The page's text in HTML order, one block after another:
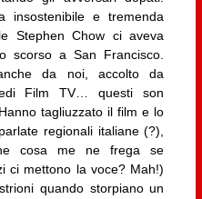
insostenibile e tremenda
Stephen Chow ci aveva
scorso a San Francisco.
da noi, accolto da
Film TV… questi son
tagliuzzato il film e lo
regionali italiane (?),
cosa me ne frega se
ci mettono la voce? Mah!)
quando storpiano un